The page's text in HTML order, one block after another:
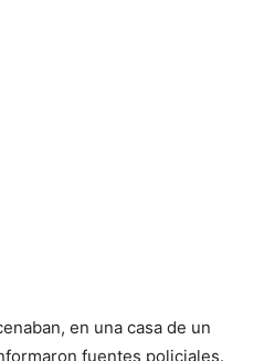
en una casa de un
fuentes policiales.